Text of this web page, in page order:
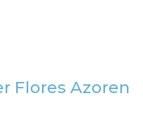
Flores Azoren